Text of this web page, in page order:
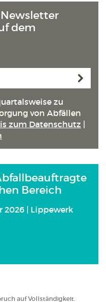
dem
zu
von Abfällen
zum Datenschutz
Bereich
2026 | Lippewerk
auf Vollständigkeit.